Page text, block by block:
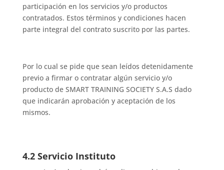
participación en los servicios y/o productos
contratados. Estos términos y condiciones hacen
parte integral del contrato suscrito por las partes.
Por lo cual se pide que sean leídos detenidamente
previo a firmar o contratar algún servicio y/o
producto de SMART TRAINING SOCIETY S.A.S dado
que indicarán aprobación y aceptación de los
mismos.
4.2 Servicio Instituto